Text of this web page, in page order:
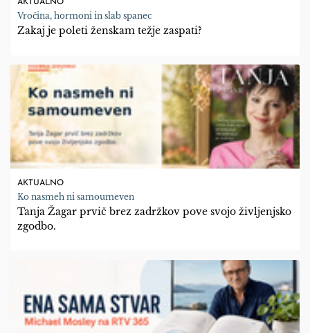
AKTUALNO
Vročina, hormoni in slab spanec
Zakaj je poleti ženskam težje zaspati?
AKTUALNO
Ko nasmeh ni samoumeven
Tanja Žagar prvič brez zadržkov pove svojo življenjsko
zgodbo.